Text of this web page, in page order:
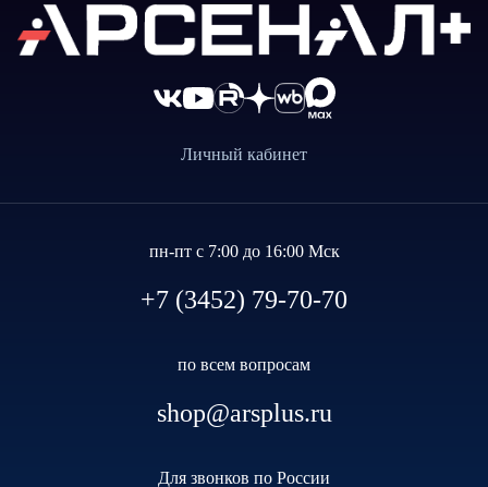
Личный кабинет
пн-пт с 7:00 до 16:00 Мск
+7 (3452) 79-70-70
по всем вопросам
shop@arsplus.ru
Для звонков по России